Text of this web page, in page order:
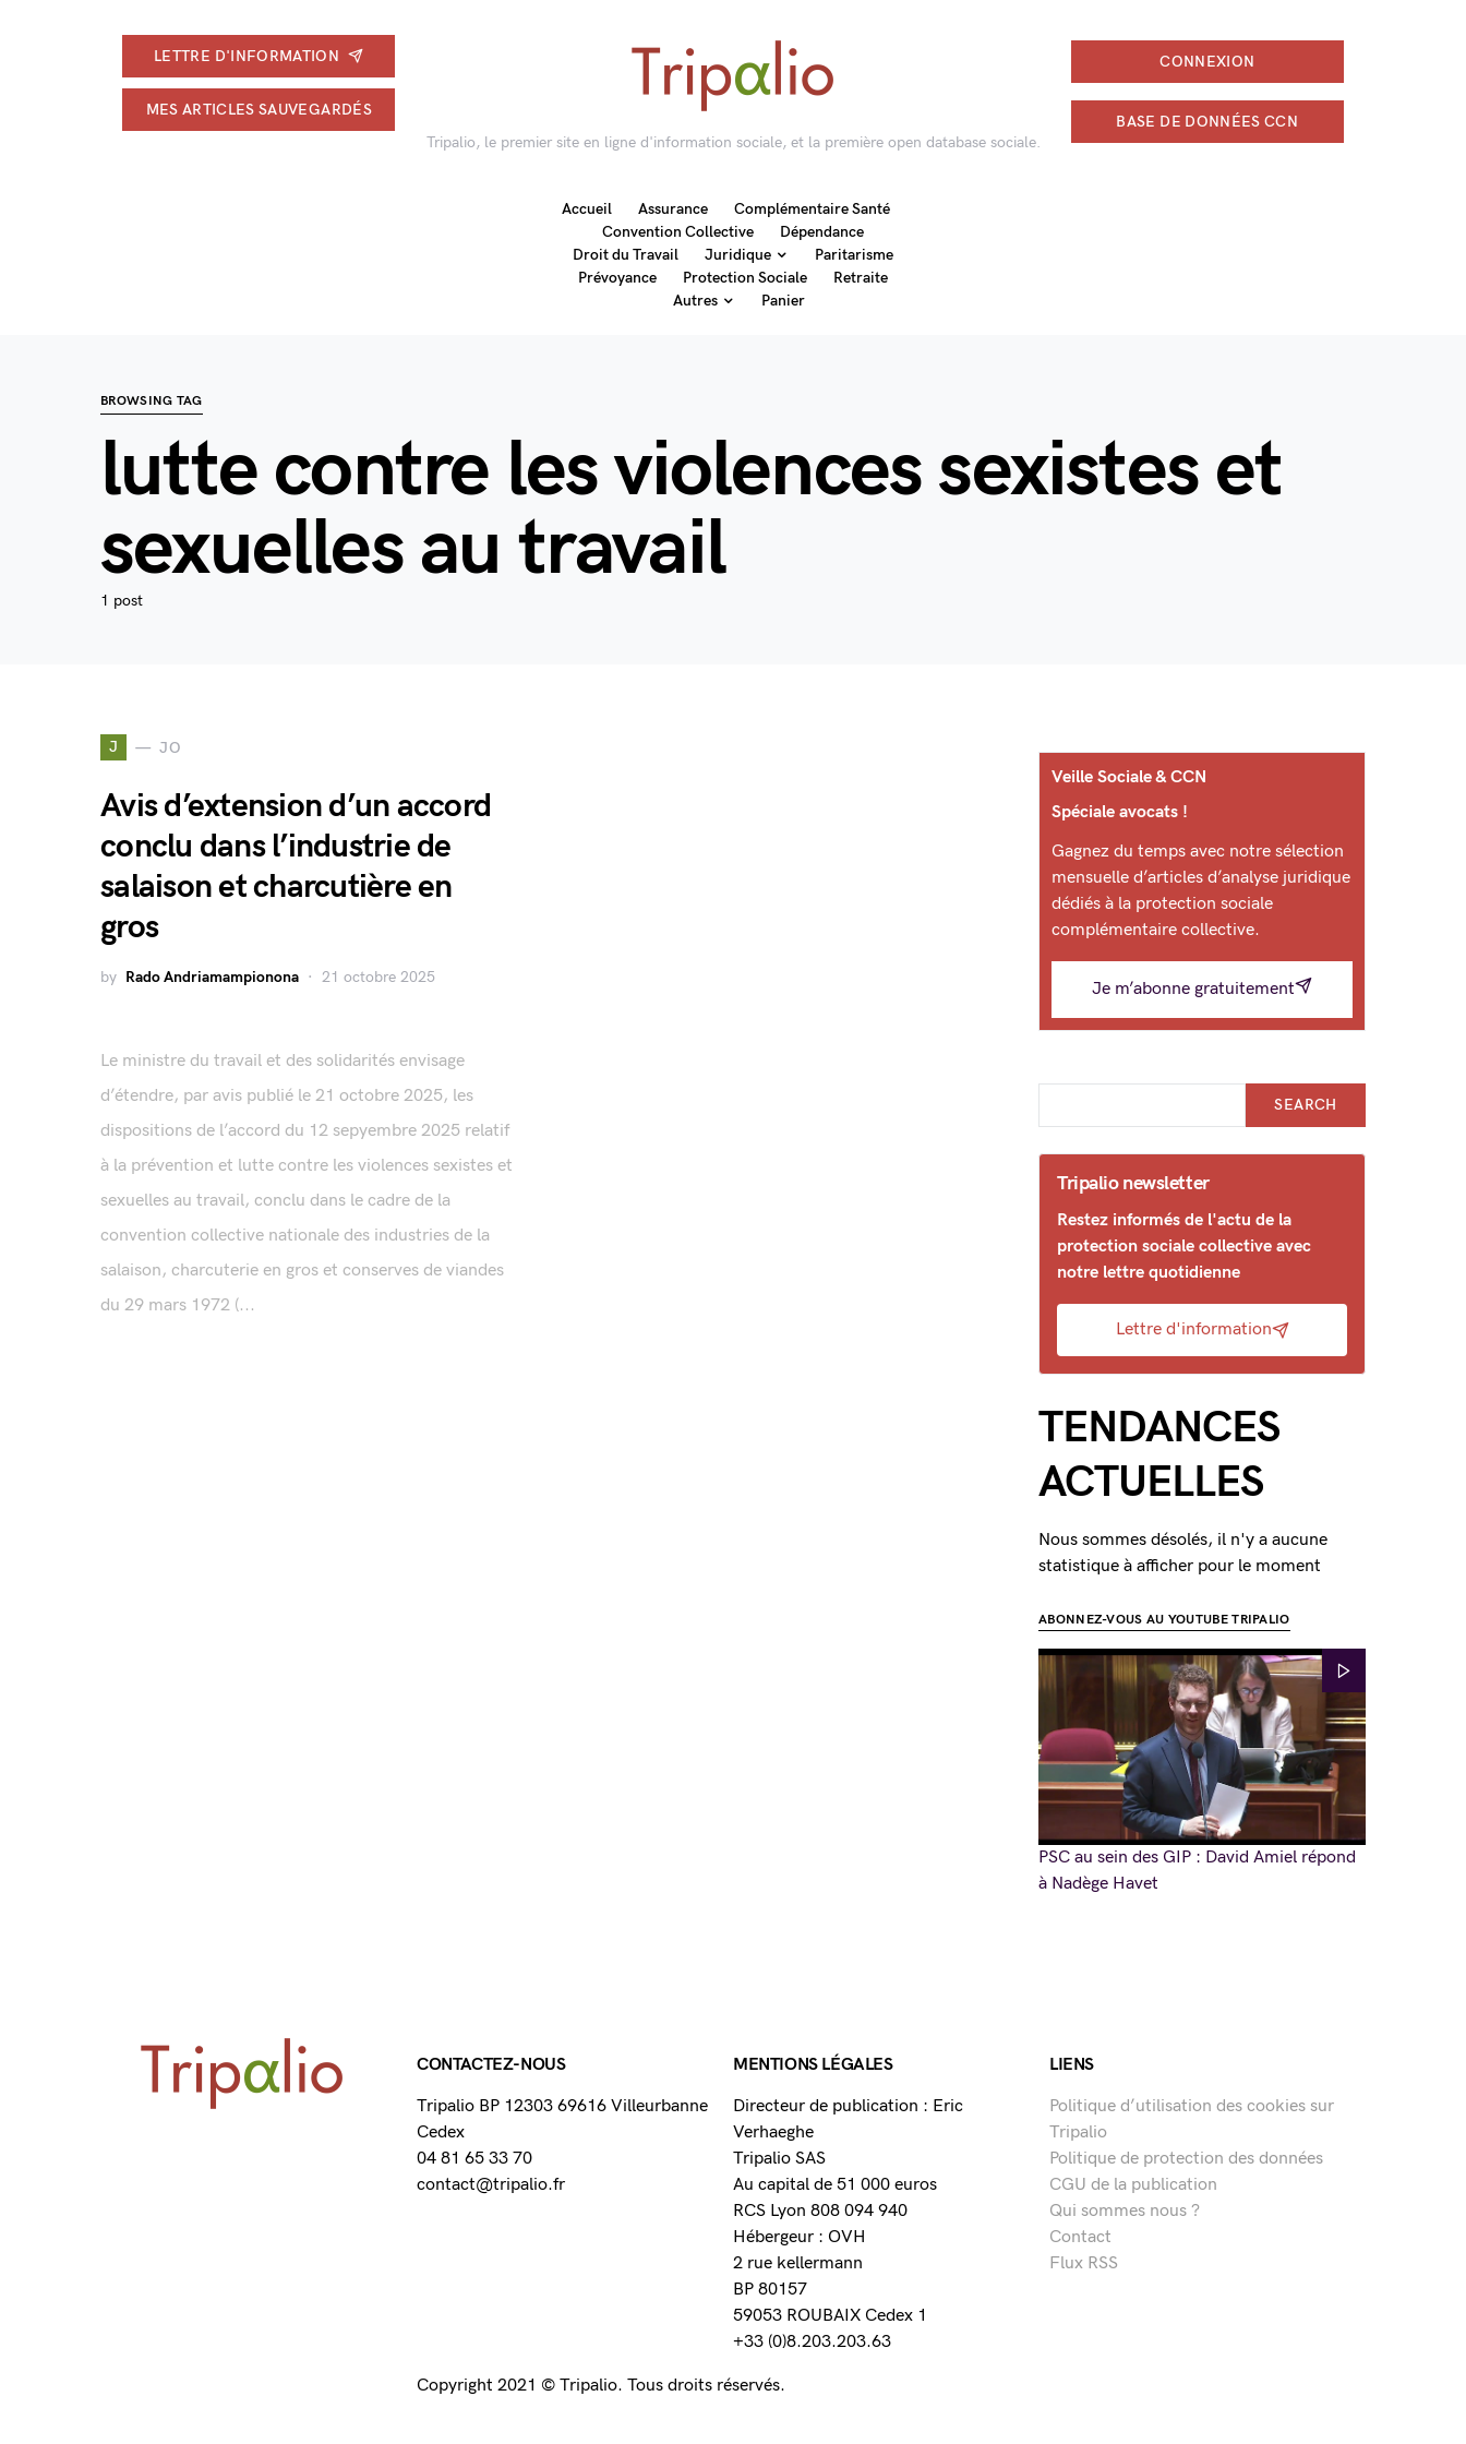
LETTRE D'INFORMATION
MES ARTICLES SAUVEGARDÉS
Tripalio, le premier site en ligne d'information sociale, et la première open database sociale.
CONNEXION
BASE DE DONNÉES CCN
Accueil Assurance
Complémentaire Santé
Convention Collective
Dépendance
Droit du Travail
Juridique
Paritarisme
Prévoyance
Protection Sociale
Retraite
Autres
Panier
BROWSING TAG
lutte contre les violences sexistes et
sexuelles au travail
1 post
J JO
Avis d’extension d’un accord
conclu dans l’industrie de
salaison et charcutière en
gros
by Rado Andriamampionona 21 octobre 2025
Le ministre du travail et des solidarités envisage
d’étendre, par avis publié le 21 octobre 2025, les
dispositions de l’accord du 12 sepyembre 2025 relatif
à la prévention et lutte contre les violences sexistes et
sexuelles au travail, conclu dans le cadre de la
convention collective nationale des industries de la
salaison, charcuterie en gros et conserves de viandes
du 29 mars 1972 (...
Veille Sociale & CCN
Spéciale avocats !
Gagnez du temps avec notre sélection
mensuelle d’articles d’analyse juridique
dédiés à la protection sociale
complémentaire collective.
Je m’abonne gratuitement
SEARCH
Tripalio newsletter
Restez informés de l'actu de la
protection sociale collective avec
notre lettre quotidienne
Lettre d'information
TENDANCES
ACTUELLES
Nous sommes désolés, il n'y a aucune
statistique à afficher pour le moment
ABONNEZ-VOUS AU YOUTUBE TRIPALIO
PSC au sein des GIP : David Amiel répond
à Nadège Havet
CONTACTEZ-NOUS
Tripalio BP 12303 69616 Villeurbanne
Cedex
04 81 65 33 70
contact@tripalio.fr
MENTIONS LÉGALES
Directeur de publication : Eric
Verhaeghe
Tripalio SAS
Au capital de 51 000 euros
RCS Lyon 808 094 940
Hébergeur : OVH
2 rue kellermann
BP 80157
59053 ROUBAIX Cedex 1
+33 (0)8.203.203.63
LIENS
Politique d’utilisation des cookies sur
Tripalio
Politique de protection des données
CGU de la publication
Qui sommes nous ?
Contact
Flux RSS
Copyright 2021 © Tripalio. Tous droits réservés.